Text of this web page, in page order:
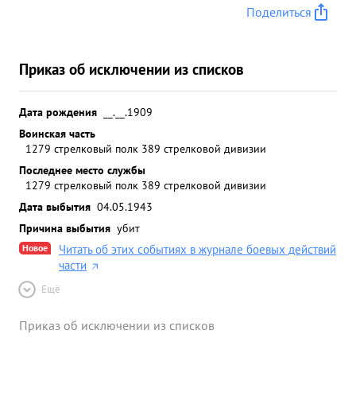
Поделиться
Приказ об исключении из списков
Дата рождения
__.__.1909
Воинская часть
1279 стрелковый полк 389 стрелковой дивизии
Последнее место службы
1279 стрелковый полк 389 стрелковой дивизии
Дата выбытия 04.05.1943
Причина выбытия убит
Новое
Читать об этих событиях в журнале боевых действий
части
Ещё
Приказ об исключении из списков